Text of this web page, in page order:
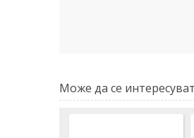
Може да се